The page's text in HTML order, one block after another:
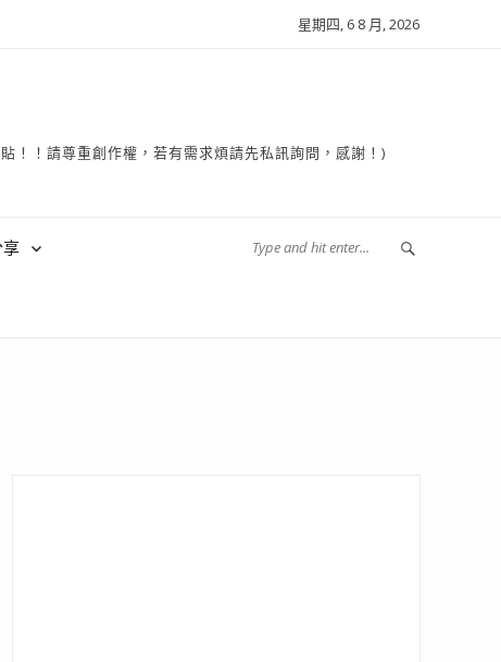
星期四, 6 8 月, 2026
！請尊重創作權，若有需求煩請先私訊詢問，感謝！)